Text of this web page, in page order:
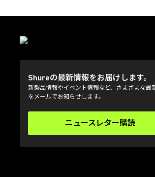
Shureの最新情報をお届けします。
新製品情報やイベント情報など、さまざまな最
をメールでお知らせします。
ニュースレター購読
(Opens in a new